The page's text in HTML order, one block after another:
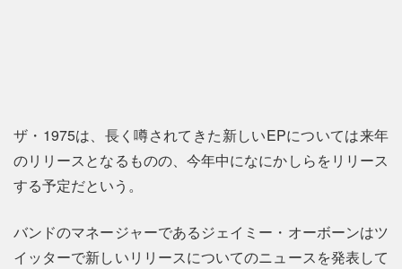
ザ・1975は、長く噂されてきた新しいEPについては来年
のリリースとなるものの、今年中になにかしらをリリース
する予定だという。
バンドのマネージャーであるジェイミー・オーボーンはツ
イッターで新しいリリースについてのニュースを発表して